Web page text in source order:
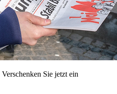
Verschenken Sie jetzt ein